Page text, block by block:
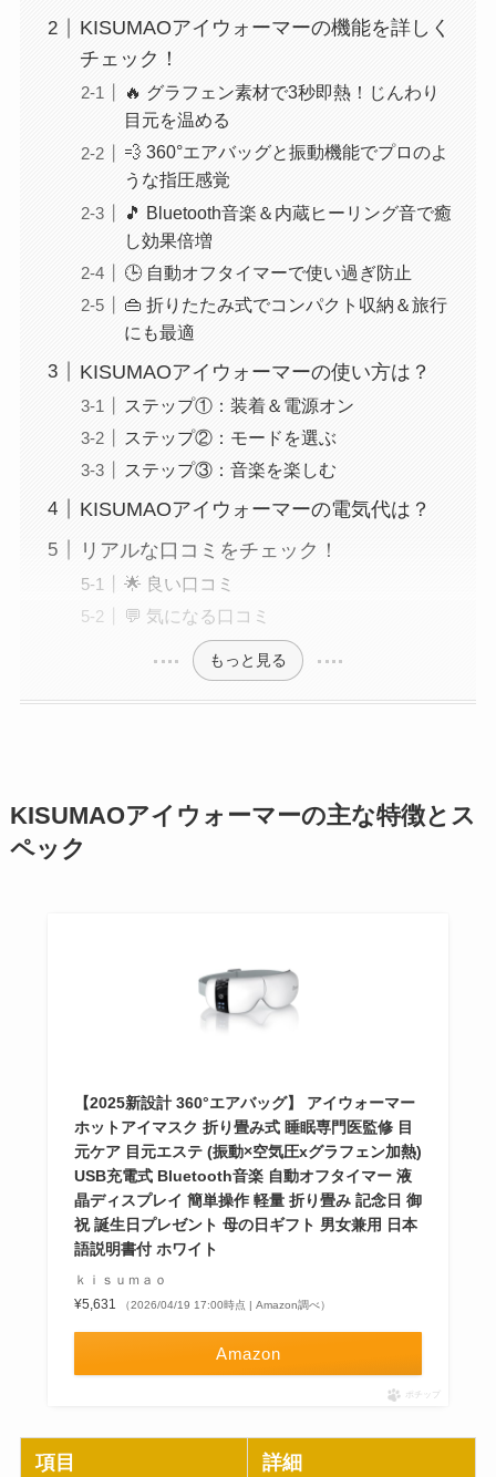
KISUMAOアイウォーマーの機能を詳しく
チェック！
🔥 グラフェン素材で3秒即熱！じんわり
目元を温める
💨 360°エアバッグと振動機能でプロのよ
うな指圧感覚
🎵 Bluetooth音楽＆内蔵ヒーリング音で癒
し効果倍増
🕒 自動オフタイマーで使い過ぎ防止
👜 折りたたみ式でコンパクト収納＆旅行
にも最適
KISUMAOアイウォーマーの使い方は？
ステップ①：装着＆電源オン
ステップ②：モードを選ぶ
ステップ③：音楽を楽しむ
KISUMAOアイウォーマーの電気代は？
リアルな口コミをチェック！
🌟 良い口コミ
💬 気になる口コミ
もっと見る
KISUMAOアイウォーマーの主な特徴とス
ペック
【2025新設計 360°エアバッグ】 アイウォーマー
ホットアイマスク 折り畳み式 睡眠専門医監修 目
元ケア 目元エステ (振動×空気圧xグラフェン加熱)
USB充電式 Bluetooth音楽 自動オフタイマー 液
晶ディスプレイ 簡単操作 軽量 折り畳み 記念日 御
祝 誕生日プレゼント 母の日ギフト 男女兼用 日本
語説明書付 ホワイト
ｋｉｓｕｍａｏ
¥5,631
（2026/04/19 17:00時点 | Amazon調べ）
Amazon
ポチップ
項目 詳細